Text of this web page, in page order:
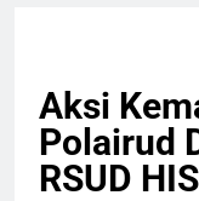
Aksi
Polairud
RSUD